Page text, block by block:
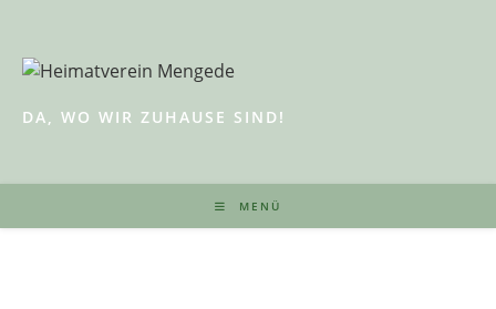
springen
DA, WO WIR ZUHAUSE SIND!
MENÜ